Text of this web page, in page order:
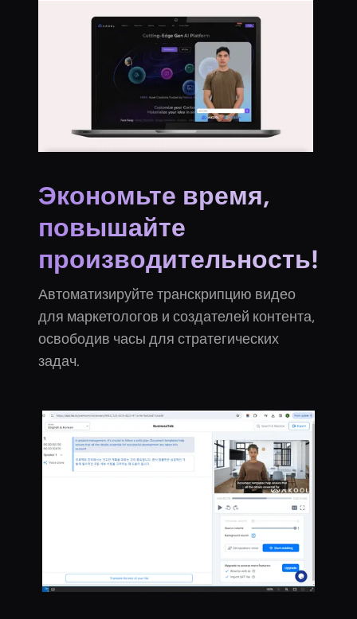
Экономьте время,
повышайте
производительность!
Автоматизируйте транскрипцию видео
для маркетологов и создателей контента,
освободив часы для стратегических
задач.